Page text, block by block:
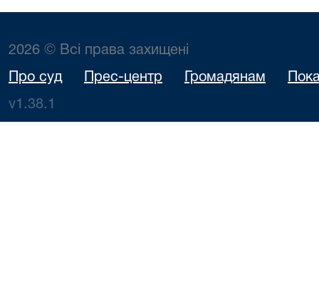
2026 © Всі права захищені
Про суд Прес-центр Громадянам
v1.38.1